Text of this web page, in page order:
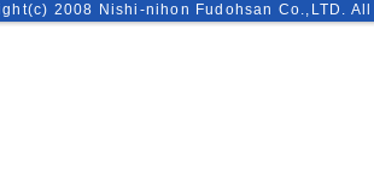
2008 Nishi-nihon Fudohsan Co.,LTD.